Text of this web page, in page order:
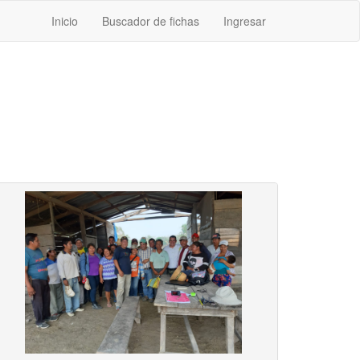
Inicio Buscador de fichas Ingresar